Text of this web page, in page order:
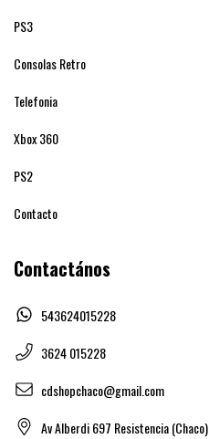
PS3
Consolas Retro
Telefonia
Xbox 360
PS2
Contacto
Contactános
543624015228
3624 015228
cdshopchaco@gmail.com
Av Alberdi 697 Resistencia (Chaco)